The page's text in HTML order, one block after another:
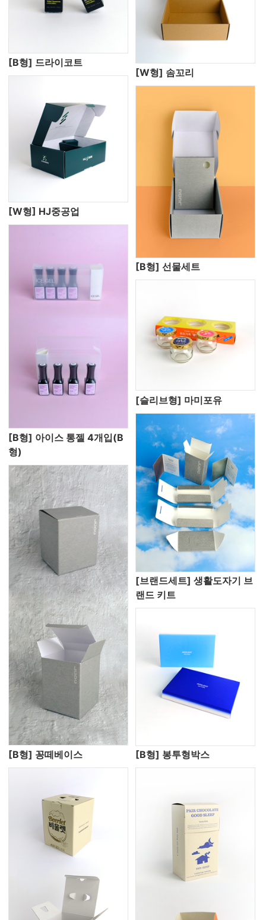
[B형] 드라이코트
[W형] 솜꼬리
[W형] HJ중공업
[B형] 선물세트
[B형] 아이스 통젤 4개입(B
형)
[슬리브형] 마미포유
[B형] 꽁떼베이스
[브랜드세트] 생활도자기 브
랜드 키트
[B형] 봉투형박스